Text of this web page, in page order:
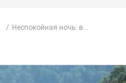
Неспокойная ночь: в...